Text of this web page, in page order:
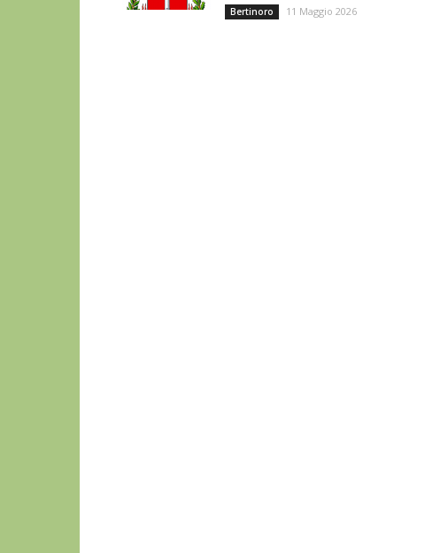
Bertinoro 11 Maggio 2026